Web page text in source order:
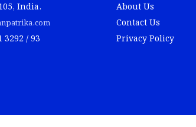
India.
3292 / 93
About Us
Contact Us
Privacy Policy